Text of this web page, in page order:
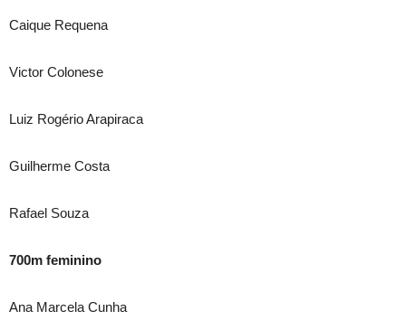
Caique Requena
Victor Colonese
Luiz Rogério Arapiraca
Guilherme Costa
Rafael Souza
700m feminino
Ana Marcela Cunha